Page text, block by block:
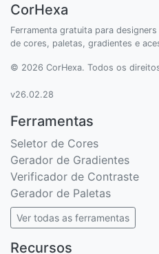
CorHexa
Ferramenta gratuita para
de cores, paletas, gradientes e
© 2026 CorHexa. Todos os
v26.02.28
Ferramentas
Seletor de Cores
Gerador de Gradientes
Verificador de Contraste
Gerador de Paletas
Ver todas as ferramentas
Recursos